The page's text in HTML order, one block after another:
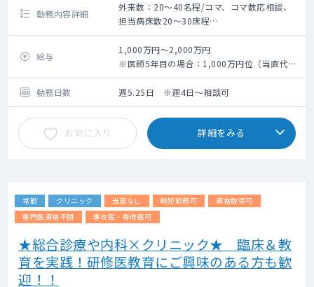
勤務内容詳細
外来数：20～40名程/コマ、コマ数応相談、
担当病床数20～30床程
手術数：なし
精神科単科病院での精神科外来と病棟管理の
ご勤務です。
症例は様々集まりますが、高齢者の慢性期疾
患がメインです。
精神科一般病棟と認知症病棟がございます。
外来：コマ数は応相談。20～40名程/コマ。
病棟管理：担当病床数20～30床程。主治医
制。
＜患者層など＞
症・気分障害・てんかん・依存症・高次脳機
能障害
・認知症・依存症・児童精神（発達障害、双
給与
1,000万円～2,000万円
※医師5年目の場合：1,000万円位（当直代や
残業代、住宅手当等含む）
勤務日数
週5.25日 ※週4日～相談可
お気に入り 詳細をみる
常勤 クリニック 当直なし 時短勤務可
資格取得可
専門医資格不問
専攻医・専修医可
★総合診療や内科×クリニック★ 臨床＆教
育を実践！研修医教育にご興味のある方も歓
迎！！